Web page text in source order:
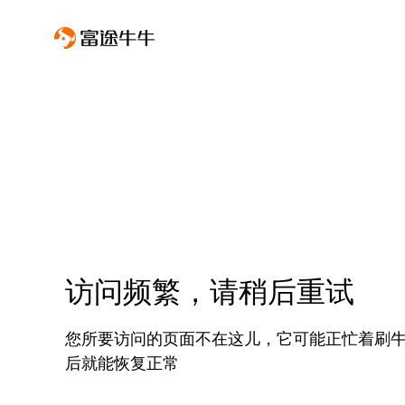
访问频繁，请稍后重试
您所要访问的页面不在这儿，它可能正忙着刷
后就能恢复正常